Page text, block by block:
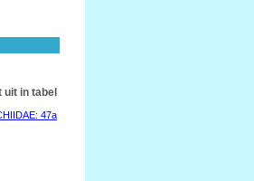
uit in tabel
47a